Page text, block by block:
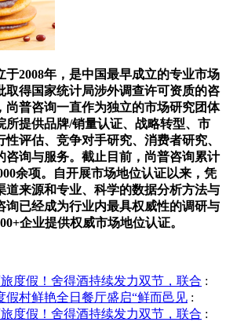
2008年，是中国最早成立的专业市场
取得国家统计局涉外调查许可资质的咨
尚普咨询一直作为独立的市场研究团体
所提供品牌/销量认证、战略转型、市
评估、竞争对手研究、消费者研究、
咨询与服务。截止目前，尚普咨询累计
余项。自开展市场地位认证以来，凭
道来源和专业、科学的数据分析方法与
询已经成为行业内最具权威性的调研与
企业提供权威市场地位认证。
度假！舍得酒持续发力双节，联合 :
假村鲜艳全日餐厅盛启“鲜而邑见 :
度假！舍得酒持续发力双节，联合 :